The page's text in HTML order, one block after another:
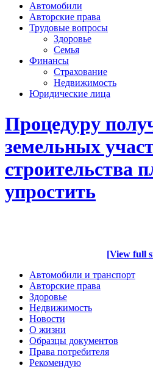
Автомобили
Авторские права
Трудовые вопросы
Здоровье
Семья
Финансы
Страхование
Недвижимость
Юридические лица
Процедуру
земельных
строительства
упростить
[View full
Автомобили и транспорт
Авторские права
Здоровье
Недвижимость
Новости
О жизни
Образцы документов
Права потребителя
Рекомендую